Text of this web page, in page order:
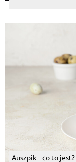
Auszpik – co to